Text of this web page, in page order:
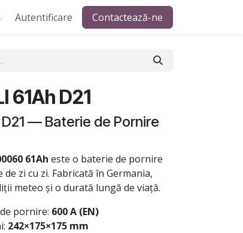
Autentificare Contactează-ne
61Ah D21
— Baterie de Pornire
61Ah este o baterie de pornire
zi cu zi. Fabricată în Germania,
meteo și o durată lungă de viață.
pornire: 600 A (EN)
242×175×175 mm